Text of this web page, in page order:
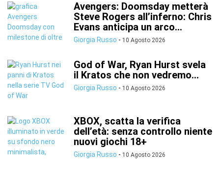
Avengers: Doomsday metterà
Steve Rogers all’inferno: Chris
Evans anticipa un arco...
Giorgia Russo - 10 Agosto 2026
God of War, Ryan Hurst svela
il Kratos che non vedremo...
Giorgia Russo - 10 Agosto 2026
XBOX, scatta la verifica
dell’età: senza controllo niente
nuovi giochi 18+
Giorgia Russo - 10 Agosto 2026